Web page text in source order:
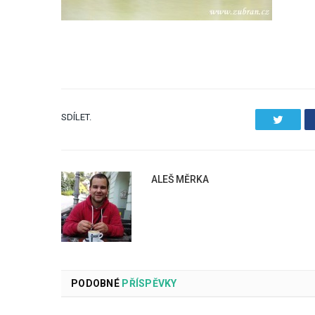
SDÍLET.
ALEŠ MĚRKA
PODOBNÉPŘÍSPĚVKY